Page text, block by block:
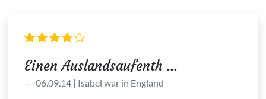
Einen Auslandsaufenth ...
06.09.14 | Isabel war in England